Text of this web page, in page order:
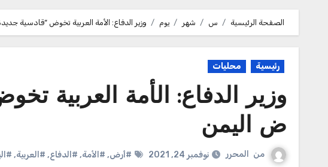
الصفحة الرئيسية س شهر يوم وزير الدفاع: الأمة العربية تخوض “قادسية
رئيسية محليات
وزير الدفاع: الأمة العربية
ض اليمن
من المحرر نوفمبر 24, 2021 #أرض, #الأمة, #الدفاع, #العربية,